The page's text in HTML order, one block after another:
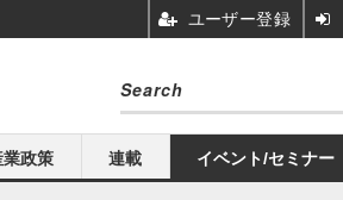
業政策 連載 イベント/セミナー
ユーザー登録